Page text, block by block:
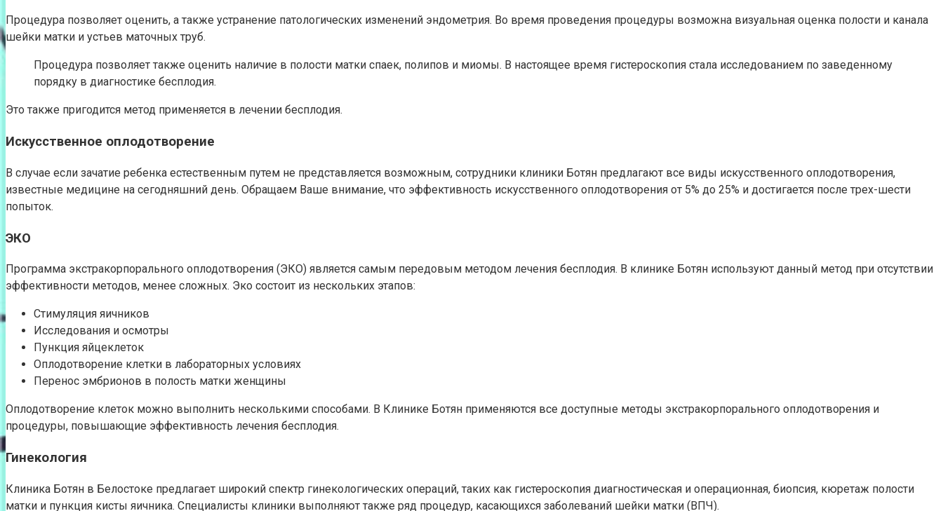
Процедура позволяет оценить, а также устранение патологических изменений эндометрия. Во время проведения процедуры возможна визуальная оценка полости и канала
шейки матки и устьев маточных труб.
Процедура позволяет также оценить наличие в полости матки спаек, полипов и миомы. В настоящее время гистероскопия стала исследованием по заведенному
порядку в диагностике бесплодия.
Это также пригодится метод применяется в лечении бесплодия.
Искусственное оплодотворение
В случае если зачатие ребенка естественным путем не представляется возможным, сотрудники клиники Ботян предлагают все виды искусственного оплодотворения,
известные медицине на сегодняшний день. Обращаем Ваше внимание, что эффективность искусственного оплодотворения от 5% до 25% и достигается после трех-шести
попыток.
ЭКО
Программа экстракорпорального оплодотворения (ЭКО) является самым передовым методом лечения бесплодия. В клинике Ботян используют данный метод при отсутствии
эффективности методов, менее сложных. Эко состоит из нескольких этапов:
Стимуляция яичников
Исследования и осмотры
Пункция яйцеклеток
Оплодотворение клетки в лабораторных условиях
Перенос эмбрионов в полость матки женщины
Оплодотворение клеток можно выполнить несколькими способами. В Клинике Ботян применяются все доступные методы экстракорпорального оплодотворения и
процедуры, повышающие эффективность лечения бесплодия.
Гинекология
Клиника Ботян в Белостоке предлагает широкий спектр гинекологических операций, таких как гистероскопия диагностическая и операционная, биопсия, кюретаж полости
матки и пункция кисты яичника. Специалисты клиники выполняют также ряд процедур, касающихся заболеваний шейки матки (ВПЧ).